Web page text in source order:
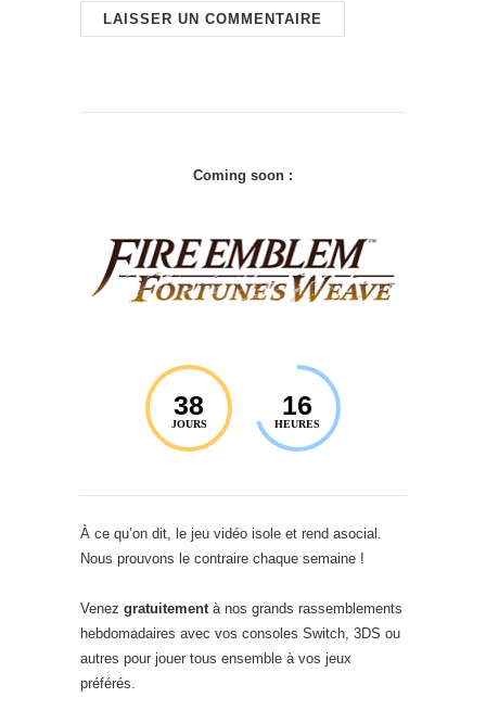
Coming soon :
38
JOURS
16
HEURES
À ce qu’on dit, le jeu vidéo isole et rend asocial.
Nous prouvons le contraire chaque semaine !
Venez gratuitement à nos grands rassemblements
hebdomadaires avec vos consoles Switch, 3DS ou
autres pour jouer tous ensemble à vos jeux
préférés.